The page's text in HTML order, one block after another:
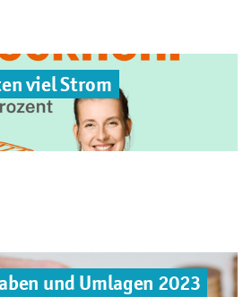
viel Strom
und Umlagen 2023